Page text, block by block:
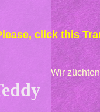
click this
Wir